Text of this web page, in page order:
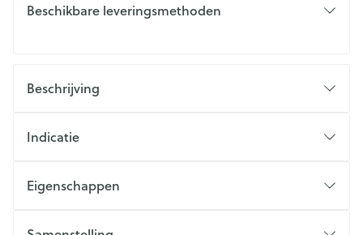
Beschikbare leveringsmethoden
Beschrijving
Indicatie
Eigenschappen